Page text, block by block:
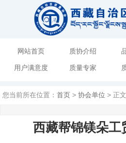
网站首页 质协介绍
用户满意度 质量专家
您当前所在位置： 首页 > 协会单位 > 正文
西藏帮锦镁朵工